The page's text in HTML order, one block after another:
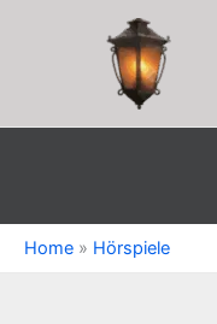
Home » Hörspiele